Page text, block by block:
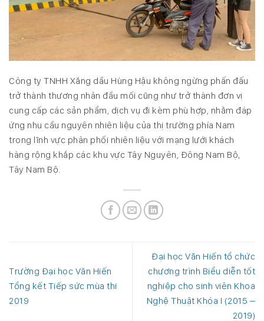
Công ty TNHH Xăng dầu Hùng Hậu không ngừng phấn đấu
trở thành thương nhân đầu mối cũng như trở thành đơn vị
cung cấp các sản phẩm, dịch vụ đi kèm phù hợp, nhằm đáp
ứng nhu cầu nguyên nhiên liệu của thị trường phía Nam
trong lĩnh vực phân phối nhiên liệu với mạng lưới khách
hàng rộng khắp các khu vực Tây Nguyên, Đông Nam Bộ,
Tây Nam Bộ.
Trường Đại học Văn Hiến
Tổng kết Tiếp sức mùa thi
2019
Đại học Văn Hiến tổ chức
chương trình Biểu diễn tốt
nghiệp cho sinh viên Khoa
Nghệ Thuật Khóa I (2015 –
2019)